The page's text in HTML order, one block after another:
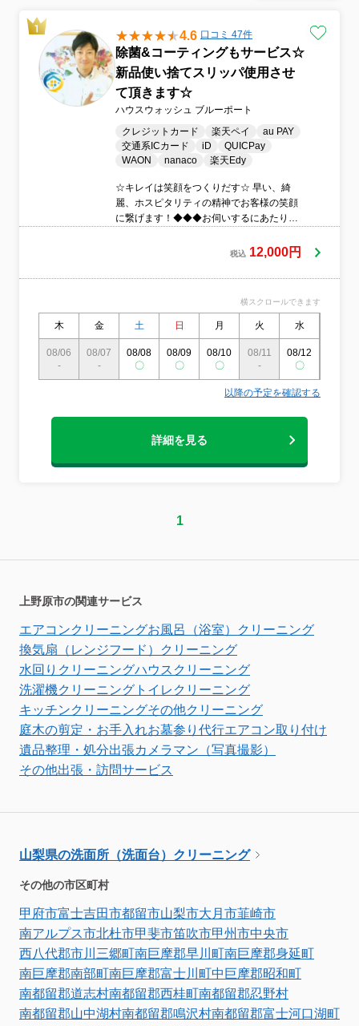
4.6 口コミ 47件
除菌&コーティングもサービス☆
新品使い捨てスリッパ使用させ
て頂きます☆
ハウスウォッシュ ブルーポート
クレジットカード
楽天ペイ
au PAY
交通系ICカード
iD
QUICPay
WAON
nanaco 楽天Edy
☆キレイは笑顔をつくりだす☆ 早い、綺
麗、ホスピタリティの精神でお客様の笑顔
に繋げます！◆◆◆お伺いするにあたり
上がらせて頂くのでまず使い捨てスリッパ
もごちゃごちゃせず必要最低限の荷物をコ
頂きます。当たり前になりますが汚れを取
り綺麗にする為にお伺いさせて頂いてます
から道具やタオルもも1つ1つ道具は洗い、
タオルは畳み、整理しております！当日気
になる点があればなんなりと担当スタッフ
にお尋ね頂ければと思います！
税込 12,000円
横スクロールできます
木 金 土 日 月 火 水
08/06
-
08/07
-
08/08
〇
08/09
〇
08/10
〇
08/11
-
08/12
〇
以降の予定を確認する
詳細を見る
1
上野原市の関連サービス
エアコンクリーニングお風呂（浴室）クリーニング
換気扇（レンジフード）クリーニング
水回りクリーニングハウスクリーニング
洗濯機クリーニング トイレクリーニング
キッチンクリーニングその他クリーニング
庭木の剪定・お手入れお墓参り代行エアコン取り付け
遺品整理・処分出張カメラマン（写真撮影）
その他出張・訪問サービス
山梨県の洗面所（洗面台）クリーニング
その他の市区町村
甲府市富士吉田市都留市山梨市大月市韮崎市
南アルプス市北杜市甲斐市笛吹市甲州市中央市
西八代郡市川三郷町南巨摩郡早川町南巨摩郡身延町
南巨摩郡南部町南巨摩郡富士川町中巨摩郡昭和町
南都留郡道志村南都留郡西桂町南都留郡忍野村
南都留郡山中湖村南都留郡鳴沢村南都留郡富士河口湖町